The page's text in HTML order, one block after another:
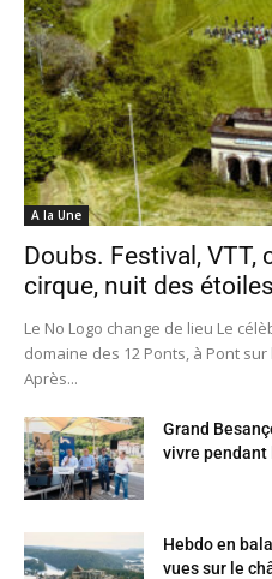
A la Une
Doubs. Festival, VTT,
cirque, nuit des
Le No Logo change de lieu Le
domaine des 12 Ponts, à Pont sur
Après...
Grand
vivre pendant
Hebdo en
vues sur le